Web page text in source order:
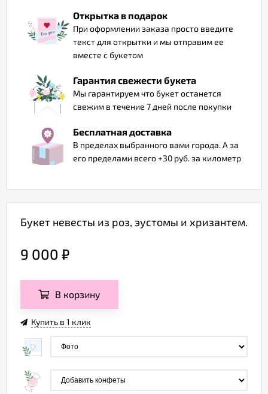
Открытка в подарок
При оформлении заказа просто введите
текст для открытки и мы отправим ее
вместе с букетом
Гарантия свежести букета
Мы гарантируем что букет останется
свежим в течение 7 дней после покупки
Бесплатная доставка
В пределах выбранного вами города. А за
его пределами всего +30 руб. за километр
Букет невесты из роз, эустомы и хризантем.
9 000 ₽
В корзину
Купить в 1 клик